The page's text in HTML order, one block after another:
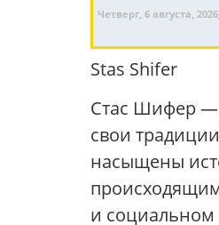
Четверг, 6 августа,
Stas Shifer
Стас Шифер —
свои
насыщены
и